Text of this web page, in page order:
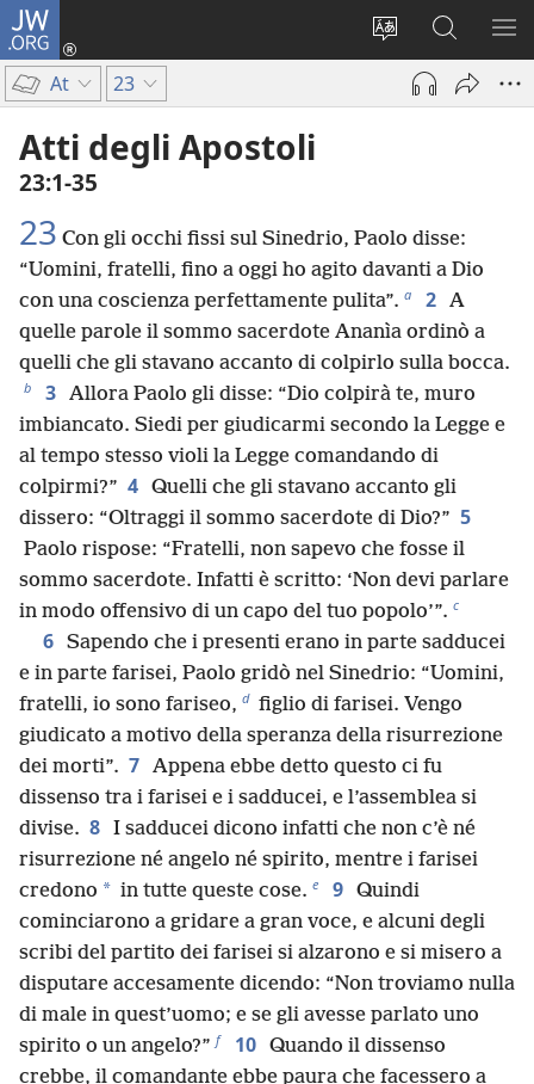
JW.ORG
Modificare
lingua
Accedi
(apre
Cerca
JW.ORG
At 23
Atti degli Apostoli
23:1-35
23 Con gli occhi fissi sul Sinedrio, Paolo disse:
“Uomini, fratelli, fino a oggi ho agito davanti a Dio
con una coscienza perfettamente pulita”. a 2 A
quelle parole il sommo sacerdote Ananìa ordinò a
quelli che gli stavano accanto di colpirlo sulla bocca.
b 3 Allora Paolo gli disse: “Dio colpirà te, muro
imbiancato. Siedi per giudicarmi secondo la Legge e
al tempo stesso violi la Legge comandando di
colpirmi?” 4 Quelli che gli stavano accanto gli
dissero: “Oltraggi il sommo sacerdote di Dio?” 5
Paolo rispose: “Fratelli, non sapevo che fosse il
sommo sacerdote. Infatti è scritto: ‘Non devi parlare
in modo offensivo di un capo del tuo popolo’”. c
6 Sapendo che i presenti erano in parte sadducei
e in parte farisei, Paolo gridò nel Sinedrio: “Uomini,
fratelli, io sono fariseo, d figlio di farisei. Vengo
giudicato a motivo della speranza della risurrezione
dei morti”. 7 Appena ebbe detto questo ci fu
dissenso tra i farisei e i sadducei, e l’assemblea si
divise. 8 I sadducei dicono infatti che non c’è né
risurrezione né angelo né spirito, mentre i farisei
credono * in tutte queste cose. e 9 Quindi
cominciarono a gridare a gran voce, e alcuni degli
scribi del partito dei farisei si alzarono e si misero a
disputare accesamente dicendo: “Non troviamo nulla
di male in quest’uomo; e se gli avesse parlato uno
spirito o un angelo?” f 10 Quando il dissenso
crebbe, il comandante ebbe paura che facessero a